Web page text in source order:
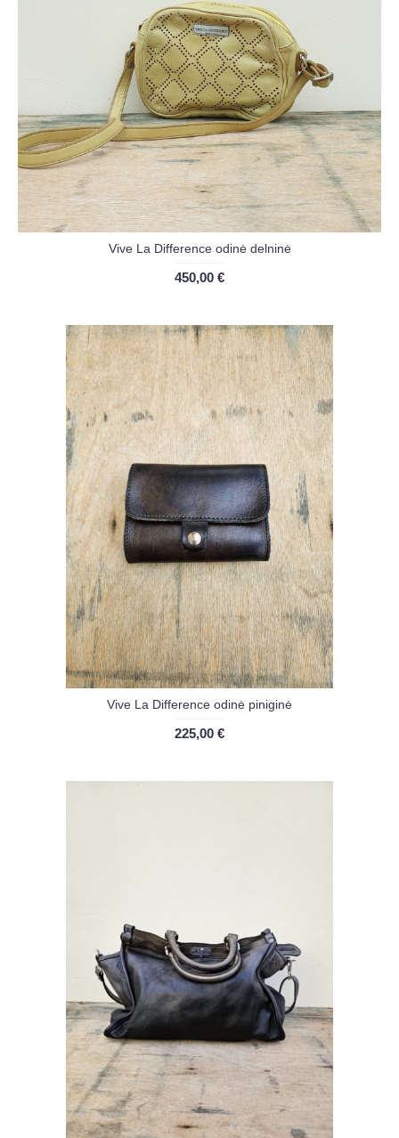
Vive La Difference odinė delninė
450,00 €
Vive La Difference odinė piniginė
225,00 €